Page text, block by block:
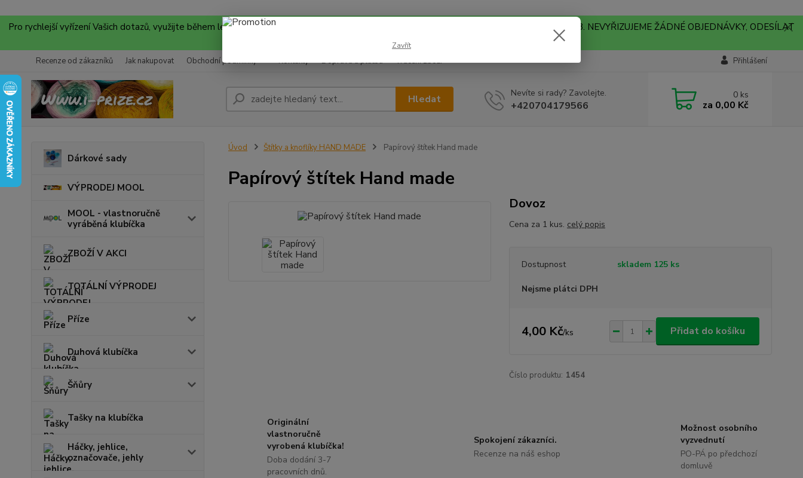
Pro rychlejší vyřízení Vašich dotazů, využijte během letních prázdnin náš email info@i-prize.cz. Děkujeme. !!! POZOR ZMĚNA !!! V PONDĚLÍ 10.8. NEVYŘIZUJEME ŽÁDNÉ OBJEDNÁVKY, ODESÍLAT
Recenze od zákazníků Jak nakupovat Obchodní podmínky Kontakty Doprava a platba Vrácení zboží Přihlášení
Hledat Nevíte si rady? Zavolejte.
+420704179566
0 ks
za 0,00 Kč
Dárkové sady
VÝPRODEJ MOOL
MOOL - vlastnoručně
vyráběná klubíčka
ZBOŽÍ V AKCI
TOTÁLNÍ VÝPRODEJ
Příze
Duhová klubíčka
Šňůry
Tašky na klubíčka
Háčky, jehlice,
označovače, jehly
Úvod Štítky a knoflíky HAND MADE Papírový štítek Hand made
Papírový štítek Hand made
Dovoz
Cena za 1 kus. celý popis
Dostupnost skladem 125 ks
Nejsme plátci DPH
4,00 Kč/ks Přidat do košíku
Číslo produktu: 1454
Originální
vlastnoručně
vyrobená klubíčka!
Doba dodání 3-7
pracovních dnů.
Spokojení zákazníci.
Recenze na náš eshop
Možnost osobního
vyzvednutí
PO-PÁ po předchozí
domluvě
Zavřít